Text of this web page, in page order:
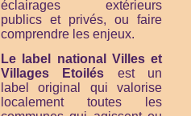
éclairages extérieurs
publics et privés, ou faire
comprendre les enjeux.
Le label national Villes et
Villages Etoilés est un
label original qui valorise
localement toutes les